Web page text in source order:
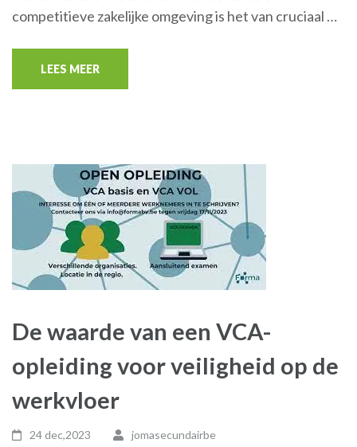
competitieve zakelijke omgeving is het van cruciaal …
LEES MEER
De waarde van een VCA-
opleiding voor veiligheid op de
werkvloer
24 dec,2023
jomasecundairbe